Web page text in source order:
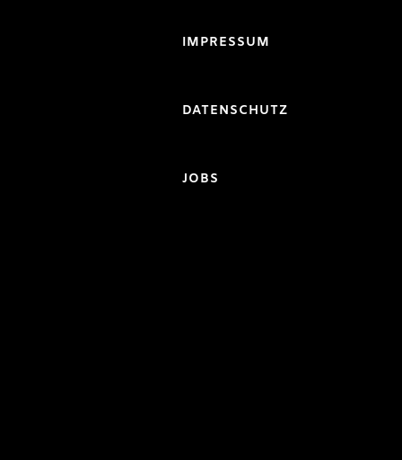
IMPRESSUM
DATENSCHUTZ
JOBS